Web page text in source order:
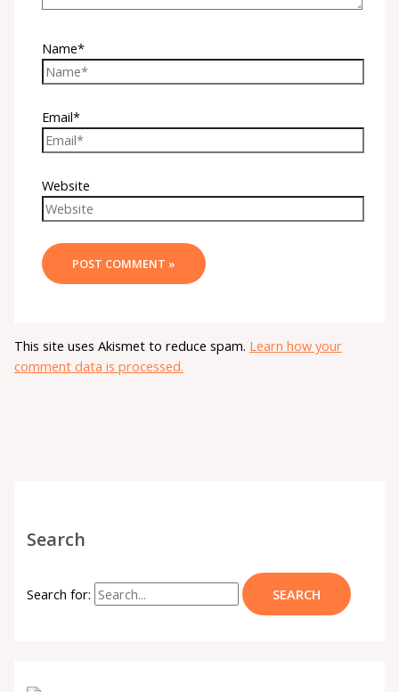
Name*
Email*
Website
This site uses Akismet to reduce spam. Learn how your
comment data is processed.
Search
Search for: